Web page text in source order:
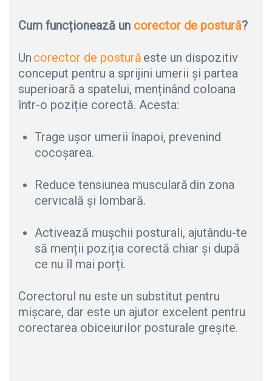
Cum funcționează un corector de postură?
Un corector de postură este un dispozitiv
conceput pentru a sprijini umerii și partea
superioară a spatelui, menținând coloana
într-o poziție corectă. Acesta:
Trage ușor umerii înapoi, prevenind
cocoșarea.
Reduce tensiunea musculară din zona
cervicală și lombară.
Activează mușchii posturali, ajutându-te
să menții poziția corectă chiar și după
ce nu îl mai porți.
Corectorul nu este un substitut pentru
mișcare, dar este un ajutor excelent pentru
corectarea obiceiurilor posturale greșite.